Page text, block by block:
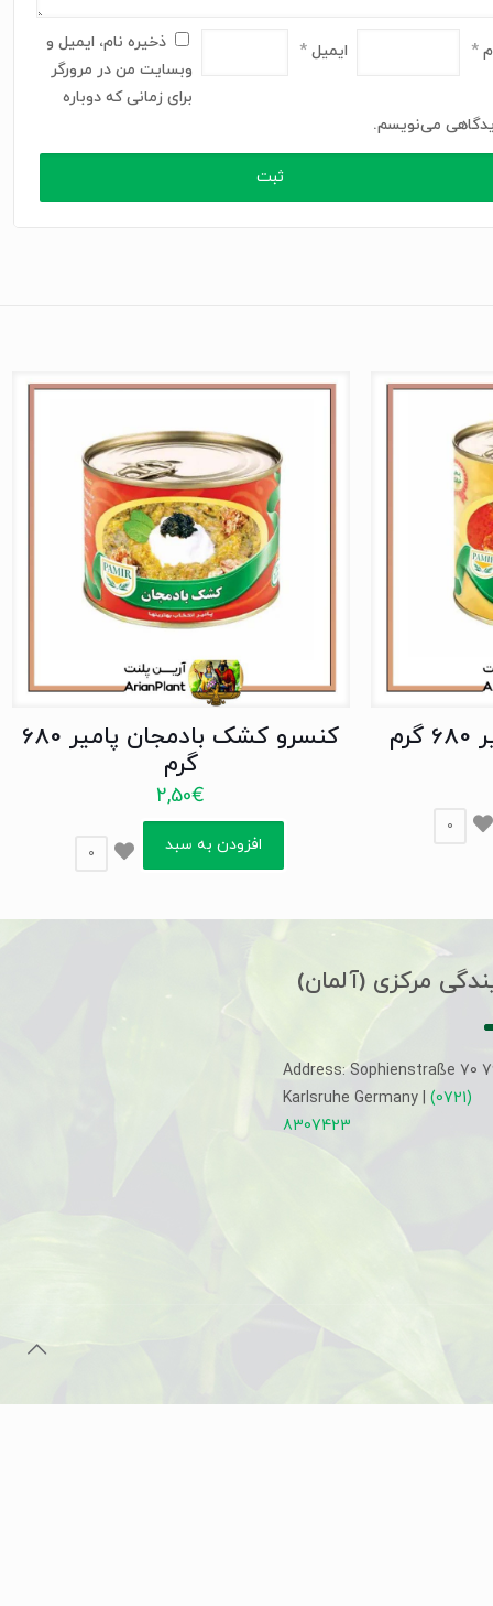
* ایمیل*
ذخیره نام، ایمیل و
وبسایت من در مرورگر
برای زمانی که دوباره
می‌نویسم.
0
کنسرو کشک بادمجان پامیر 680
گرم
2,50€
افزودن به سبد 0
مرکزی (آلمان)
Address: Sophienstraße 70
Karlsruhe Germany | (0721)
8307423